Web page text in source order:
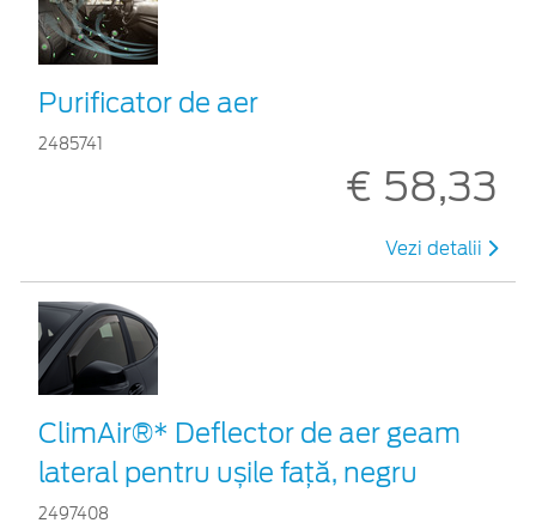
Purificator de aer
2485741
€ 58,33
Vezi detalii
ClimAir®* Deflector de aer geam
lateral pentru ușile față, negru
2497408